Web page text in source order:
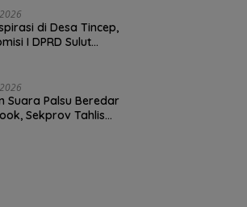
Warga
di Desa Tincep,
I DPRD Sulut
Suara Palsu Beredar
Sekprov Tahlis